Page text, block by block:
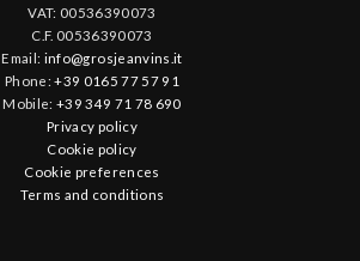
VAT: 00536390073
C.F. 00536390073
Email: info@grosjeanvins.it
Phone: +39 0165 77 57 91
Mobile: +39 349 71 78 690
Privacy policy
Cookie policy
Cookie preferences
Terms and conditions